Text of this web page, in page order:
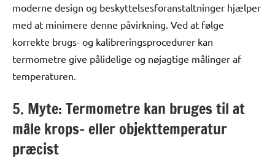
moderne design og beskyttelsesforanstaltninger hjælper
med at minimere denne påvirkning. Ved at følge
korrekte brugs- og kalibreringsprocedurer kan
termometre give pålidelige og nøjagtige målinger af
temperaturen.
5. Myte: Termometre kan bruges til at
måle krops- eller objekttemperatur
præcist